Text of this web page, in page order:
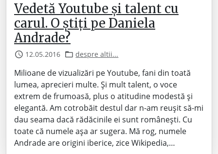
Vedetă Youtube și talent cu
carul. O știți pe Daniela
Andrade?
12.05.2016 despre altii...
Milioane de vizualizări pe Youtube, fani din toată
lumea, aprecieri multe. Și mult talent, o voce
extrem de frumoasă, plus o atitudine modestă și
elegantă. Am cotrobăit destul dar n-am reușit să-mi
dau seama dacă rădăcinile ei sunt românești. Cu
toate că numele așa ar sugera. Mă rog, numele
Andrade are origini iberice, zice Wikipedia,…